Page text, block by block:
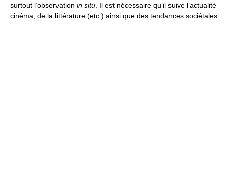
surtout l’observation in situ . Il est nécessaire qu’il suive l’actualité
cinéma, de la littérature (etc.) ainsi que des tendances sociétales.